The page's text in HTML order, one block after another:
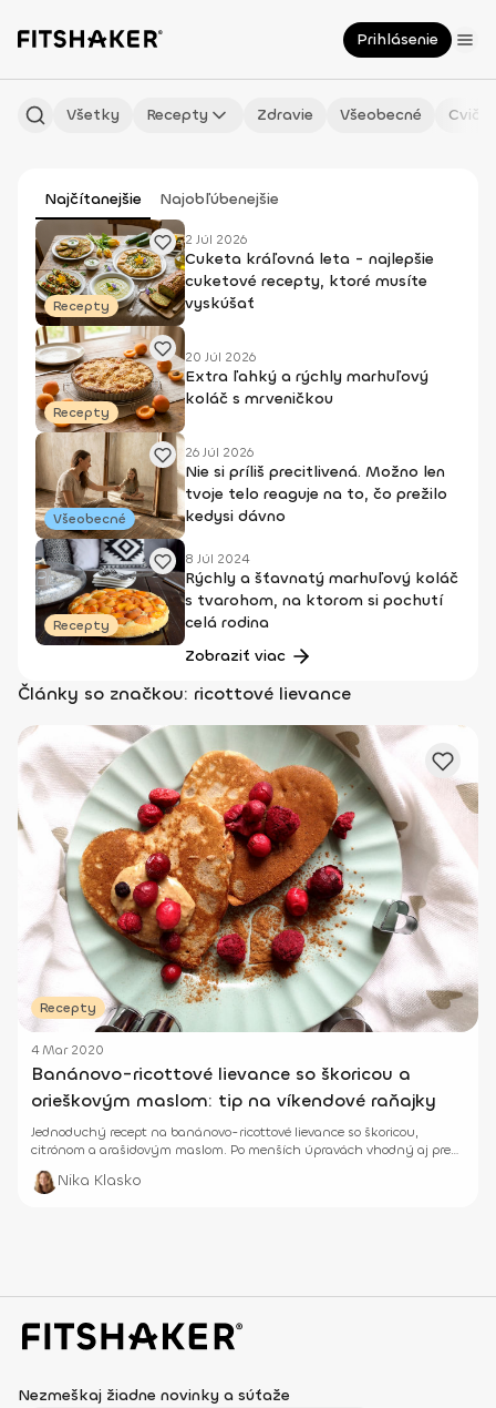
Prihlásenie
Všetky Recepty Zdravie Všeobecné
Najčítanejšie Najobľúbenejšie
Recepty
2 Júl 2026
Cuketa kráľovná leta - najlepšie
cuketové recepty, ktoré musíte
vyskúšať
Recepty
20 Júl 2026
Extra ľahký a rýchly marhuľový
koláč s mrveničkou
Všeobecné
26 Júl 2026
Nie si príliš precitlivená. Možno len
tvoje telo reaguje na to, čo prežilo
kedysi dávno
Recepty
8 Júl 2024
Rýchly a šťavnatý marhuľový koláč
s tvarohom, na ktorom si pochutí
celá rodina
Zobraziť viac
Články so značkou: ricottové lievance
Recepty
4 Mar 2020
Banánovo-ricottové lievance so škoricou a
orieškovým maslom: tip na víkendové raňajky
Jednoduchý recept na banánovo-ricottové lievance so škoricou,
citrónom a arašidovým maslom. Po menších úpravách vhodný aj pre
deti od 1,5 roka.
Nika Klasko
Nezmeškaj žiadne novinky a súťaže